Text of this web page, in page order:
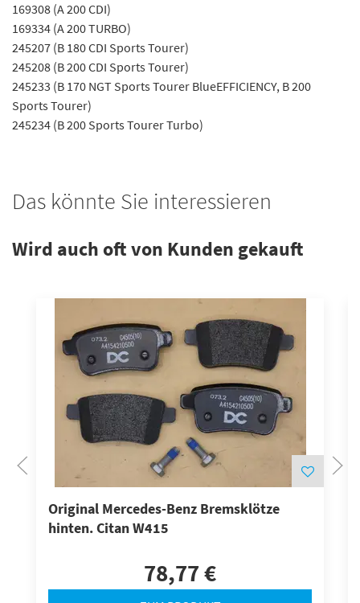
169308 (A 200 CDI)
169334 (A 200 TURBO)
245207 (B 180 CDI Sports Tourer)
245208 (B 200 CDI Sports Tourer)
245233 (B 170 NGT Sports Tourer BlueEFFICIENCY, B 200
Sports Tourer)
245234 (B 200 Sports Tourer Turbo)
Das könnte Sie interessieren
Wird auch oft von Kunden gekauft
Original Mercedes-Benz Bremsklötze
hinten. Citan W415
78,77 €